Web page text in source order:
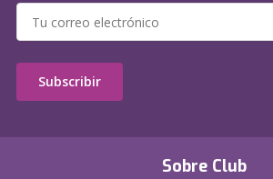
Sobre Club
Subscribir